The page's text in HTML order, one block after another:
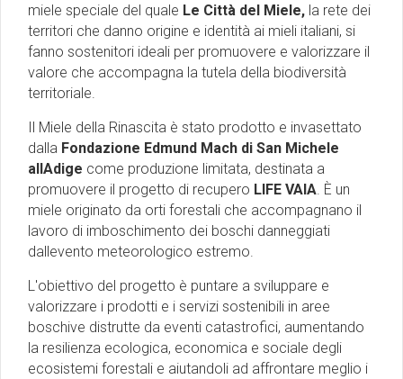
miele speciale del quale Le Città del Miele, la rete dei
territori che danno origine e identità ai mieli italiani, si
fanno sostenitori ideali per promuovere e valorizzare il
valore che accompagna la tutela della biodiversità
territoriale.
Il Miele della Rinascita è stato prodotto e invasettato
dalla Fondazione Edmund Mach di San Michele
allAdige come produzione limitata, destinata a
promuovere il progetto di recupero LIFE VAIA . È un
miele originato da orti forestali che accompagnano il
lavoro di imboschimento dei boschi danneggiati
dallevento meteorologico estremo.
L'obiettivo del progetto è puntare a sviluppare e
valorizzare i prodotti e i servizi sostenibili in aree
boschive distrutte da eventi catastrofici, aumentando
la resilienza ecologica, economica e sociale degli
ecosistemi forestali e aiutandoli ad affrontare meglio i